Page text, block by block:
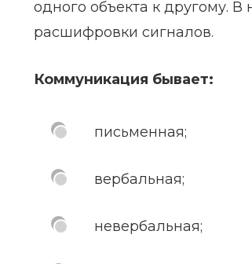
одного объекта к другому.
расшифровки сигналов.
Коммуникация бывает:
письменная;
вербальная;
невербальная;